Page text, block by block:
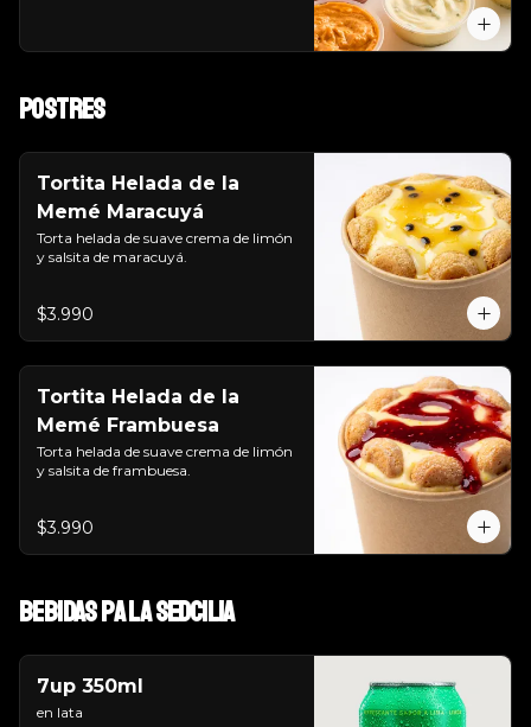
Postres
Tortita Helada de la
Memé Maracuyá
Torta helada de suave crema de limón
y salsita de maracuyá.
$3.990
Tortita Helada de la
Memé Frambuesa
Torta helada de suave crema de limón
y salsita de frambuesa.
$3.990
Bebidas pa la SEDcilia
7up 350ml
en lata